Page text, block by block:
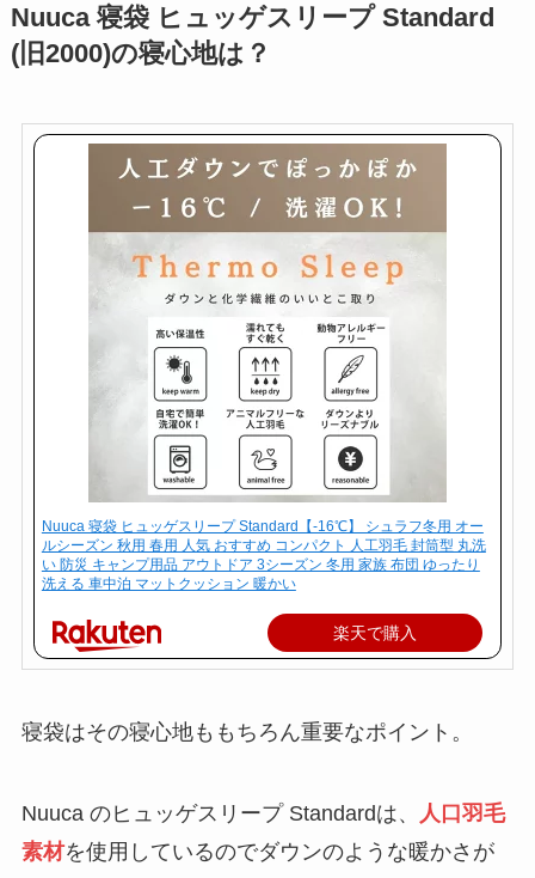
Nuuca 寝袋 ヒュッゲスリープ Standard
(旧2000)の寝心地は？
Nuuca 寝袋 ヒュッゲスリープ Standard【-16℃】 シュラフ冬用 オー
ルシーズン 秋用 春用 人気 おすすめ コンパクト 人工羽毛 封筒型 丸洗
い 防災 キャンプ用品 アウトドア 3シーズン 冬用 家族 布団 ゆったり
洗える 車中泊 マットクッション 暖かい
楽天で購入
寝袋はその寝心地ももちろん重要なポイント。
Nuuca のヒュッゲスリープ Standardは、
人口羽毛
素材を使用しているのでダウンのような暖かさが